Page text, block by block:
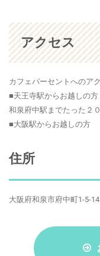
アクセス
カフェパーセントへのア
■天王寺駅からお越しの方
和泉府中駅までたった２
■大阪駅からお越しの方
住所
大阪府和泉市府中町1-5-14